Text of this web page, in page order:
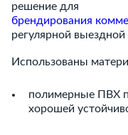
решение для
брендирования
регулярной выездной
Использованы
полимерные ПВХ
хорошей